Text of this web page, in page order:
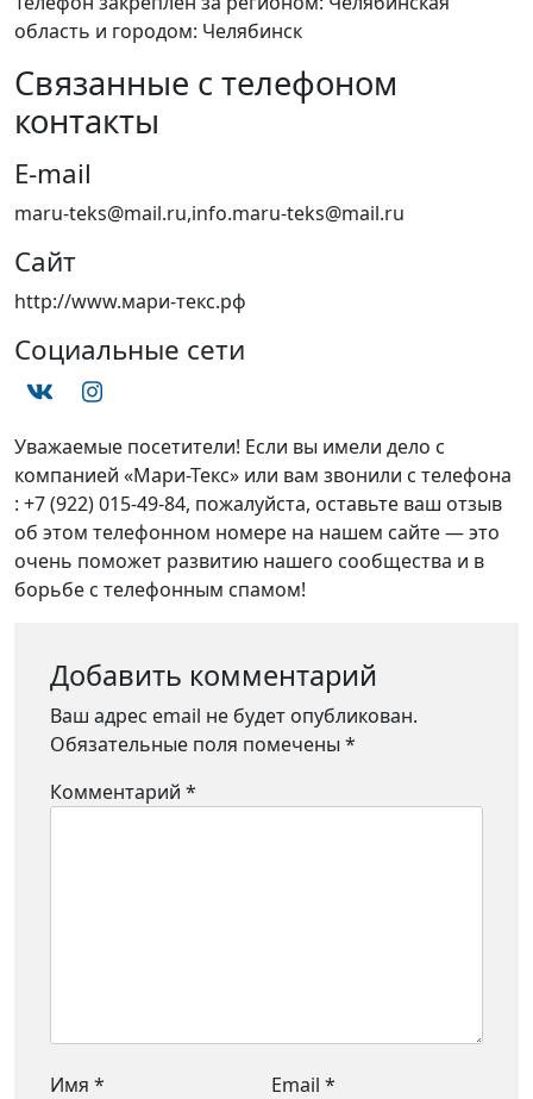
область и городом: Челябинск
Связанные с телефоном
контакты
E-mail
maru-teks@mail.ru,info.maru-teks@mail.ru
Сайт
http://www.мари-текс.рф
Социальные сети
Уважаемые посетители! Если вы имели дело с
компанией «Мари-Текс» или вам звонили с телефона
: +7 (922) 015-49-84, пожалуйста, оставьте ваш отзыв
об этом телефонном номере на нашем сайте — это
очень поможет развитию нашего сообщества и в
борьбе с телефонным спамом!
Добавить комментарий
Ваш адрес email не будет опубликован.
Обязательные поля помечены *
Комментарий *
Имя * Email *